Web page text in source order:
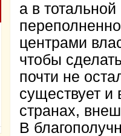
а в
центрами
чтобы
почти не
существует и
странах,
В